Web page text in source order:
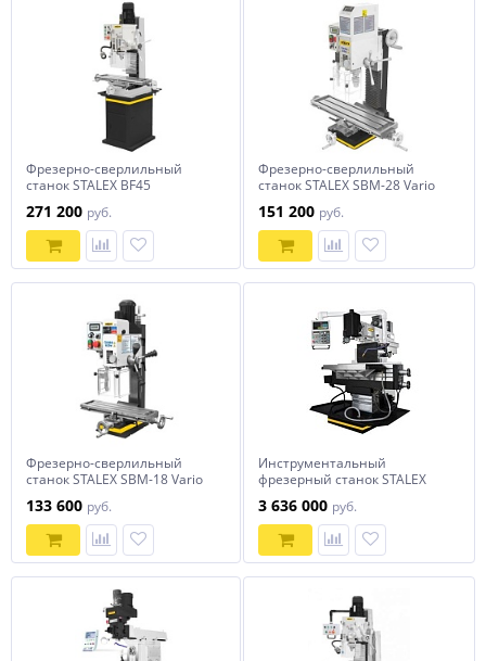
Фрезерно-сверлильный
станок STALEX BF45
271 200 руб.
Фрезерно-сверлильный
станок STALEX SBM-28 Vario
151 200 руб.
Фрезерно-сверлильный
станок STALEX SBM-18 Vario
133 600 руб.
Инструментальный
фрезерный станок STALEX
3 636 000 руб.